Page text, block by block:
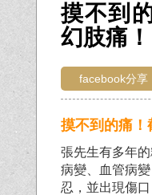
摸不到
幻肢痛！
facebook分享
摸不到的痛！
張先生有多年
病變、血管病
忍，並出現傷口